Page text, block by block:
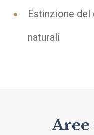
Estinzione
naturali